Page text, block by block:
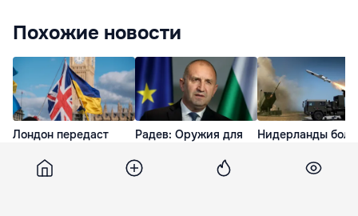
Похожие новости
Лондон передаст
технологию РЭБ
Stone Cloak
Радев: Оружия для
больше нет, но мы
можем
Нидерланды
оружие Украине